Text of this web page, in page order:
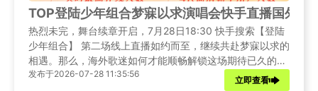
TOP登陆少年组合梦寐以求演唱会快手直播国外歌
热烈未完，舞台续章开启，7月28日18:30 快手搜索【登陆
少年组合】 第二场线上直播如约而至，继续共赴梦寐以求的
相遇。那么，海外歌迷如何才能顺畅解锁这场期待已久的演
唱会直播呢？接下来，我们将为您介绍多种实用的解决方
发布于2026-07-28 11:35:56
立即查看